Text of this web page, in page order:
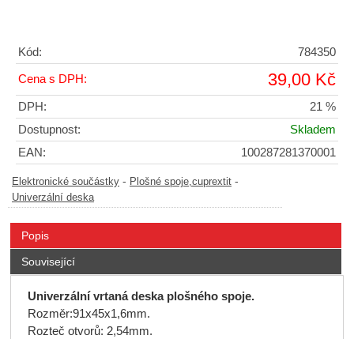
Kód: 784350
Cena s DPH: 39,00 Kč
DPH:
21 %
Dostupnost:
Skladem
EAN:
100287281370001
Elektronické součástky - Plošné spoje,cuprextit -
Univerzální deska
Popis
Související
Univerzální vrtaná deska plošného spoje.
Rozměr:91x45x1,6mm.
Rozteč otvorů: 2,54mm.